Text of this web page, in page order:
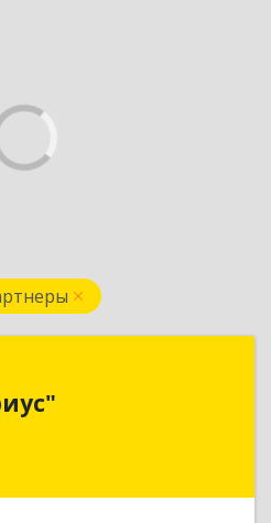
обл, Раменское г,
ул, дом № 16А, кв.16
Подробнее